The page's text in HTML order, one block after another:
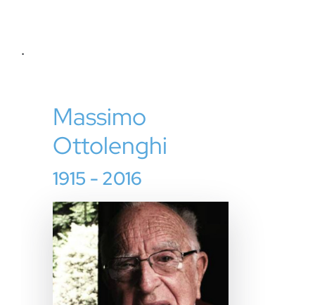
.
Massimo
Ottolenghi
1915 - 2016